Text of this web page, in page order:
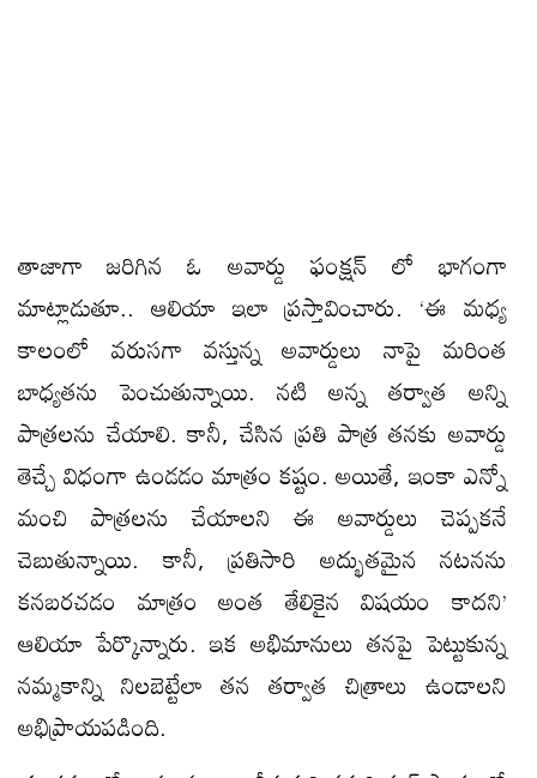
తాజాగా జరిగిన ఓ అవార్డు ఫంక్షన్ లో భాగంగా
మాట్లాడుతూ.. ఆలియా ఇలా ప్రస్తావించారు. ‘ఈ మధ్య
కాలంలో వరుసగా వస్తున్న అవార్డులు నాపై మరింత
బాధ్యతను పెంచుతున్నాయి. నటి అన్న తర్వాత అన్ని
పాత్రలను చేయాలి. కానీ, చేసిన ప్రతి పాత్ర తనకు అవార్డు
తెచ్చే విధంగా ఉండడం మాత్రం కష్టం. అయితే, ఇంకా ఎన్నో
మంచి పాత్రలను చేయాలని ఈ అవార్డులు చెప్పకనే
చెబుతున్నాయి. కానీ, ప్రతిసారి అద్భుతమైన నటనను
కనబరచడం మాత్రం అంత తేలికైన విషయం కాదని’
ఆలియా పేర్కొన్నారు. ఇక అభిమానులు తనపై పెట్టుకున్న
నమ్మకాన్ని నిలబెట్టేలా తన తర్వాత చిత్రాలు ఉండాలని
అభిప్రాయపడింది.